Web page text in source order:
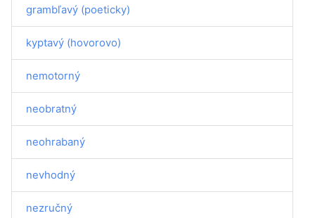
grambľavý (poeticky)
kyptavý (hovorovo)
nemotorný
neobratný
neohrabaný
nevhodný
nezručný